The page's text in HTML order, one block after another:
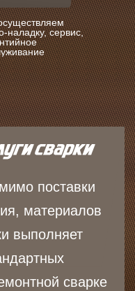
наладку, сервис,
поставки
материалов
выполняет
сварке